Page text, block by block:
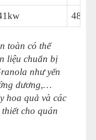
480-
toàn có thể
liệu chuẩn bị
như yến
dương,…
hoa quả và các
cho quán